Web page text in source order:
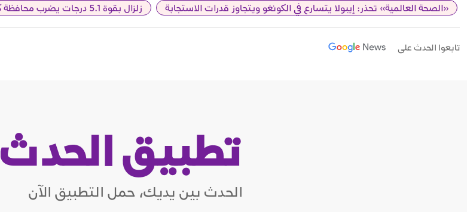
«الصحة العالمية» تحذر: إيبولا يتسارع في الكونغو ويتجاوز قدرات الاستجابة
زلزال بقوة 5.1 درجات يضرب محافظة كوماموتو اليابانية دون ضحايا
تابعوا الحدث على
تطبيق الحدث
الحدث بين يديك، حمل التطبيق الآن